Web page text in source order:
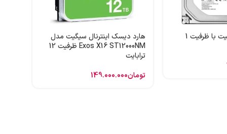
هارد اینترنال سیگیت با ظرفیت 1
هارد دیسک اینترنال سیگیت مدل
Exos X16 ST12000NM ظرفیت 12
ترابایت
تومان149.000.000